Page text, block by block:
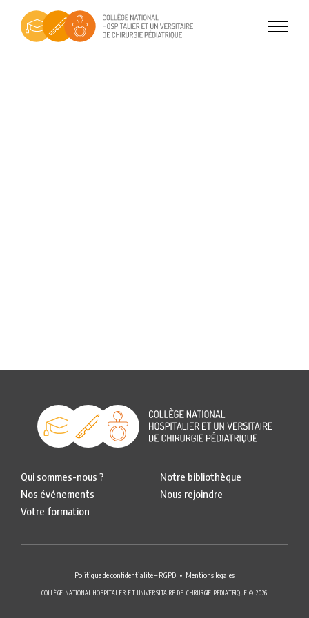
Qui sommes-nous ?
Nos événements
Votre formation
Notre bibliothèque
Nous rejoindre
Politique de confidentialité – RGPD Mentions légales
COLLÈGE NATIONAL HOSPITALIER ET UNIVERSITAIRE DE CHIRURGIE PÉDIATRIQUE © 2026